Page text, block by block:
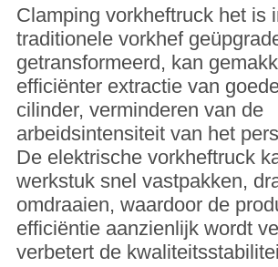
Clamping vorkheftruck het is
traditionele vorkhef
getransformeerd, kan
efficiënter extractie van
cilinder, verminderen van de
arbeidsintensiteit van het
De elektrische vorkheftruck
werkstuk snel vastpakken,
omdraaien, waardoor de
efficiëntie aanzienlijk wordt
verbetert de